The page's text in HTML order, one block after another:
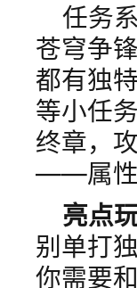
任务
苍穹争
都有独
等小任
终章，
——属性
亮点
别单打
你需要